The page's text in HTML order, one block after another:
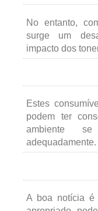
No entanto,
surge um
impacto dos
Estes
podem ter
ambiente
adequadamente.
A boa notícia é